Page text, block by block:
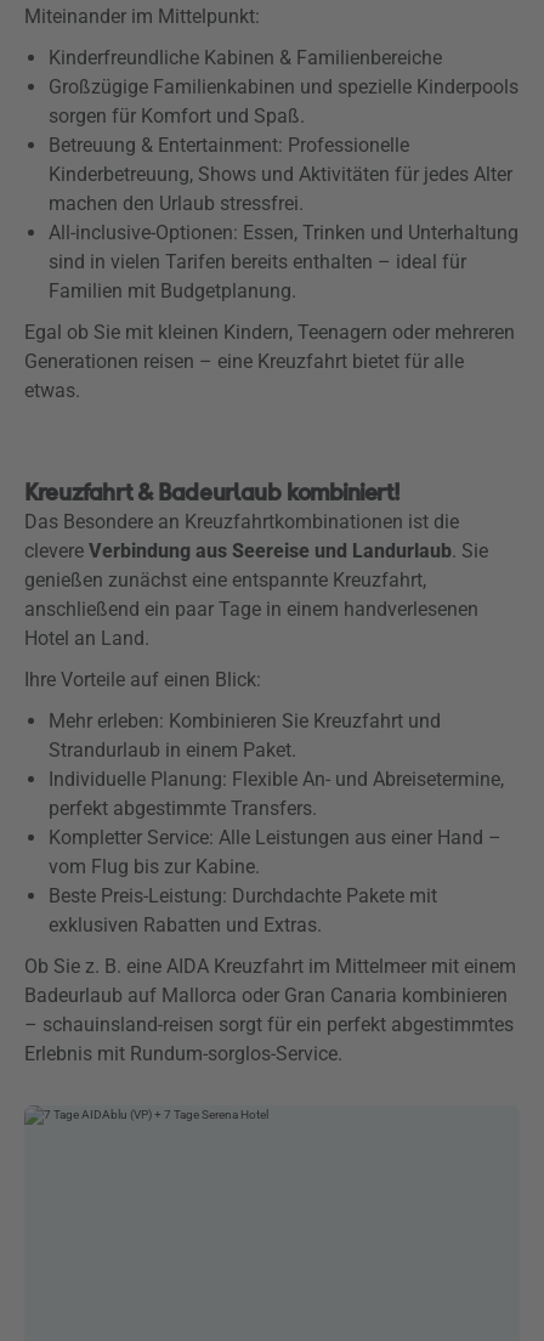
Miteinander im Mittelpunkt:
Kinderfreundliche Kabinen & Familienbereiche
Großzügige Familienkabinen und spezielle Kinderpools
sorgen für Komfort und Spaß.
Betreuung & Entertainment: Professionelle
Kinderbetreuung, Shows und Aktivitäten für jedes Alter
machen den Urlaub stressfrei.
All-inclusive-Optionen: Essen, Trinken und Unterhaltung
sind in vielen Tarifen bereits enthalten – ideal für
Familien mit Budgetplanung.
Egal ob Sie mit kleinen Kindern, Teenagern oder mehreren
Generationen reisen – eine Kreuzfahrt bietet für alle
etwas.
Kreuzfahrt & Badeurlaub kombiniert!
Das Besondere an Kreuzfahrtkombinationen ist die
clevere Verbindung aus Seereise und Landurlaub. Sie
genießen zunächst eine entspannte Kreuzfahrt,
anschließend ein paar Tage in einem handverlesenen
Hotel an Land.
Ihre Vorteile auf einen Blick:
Mehr erleben: Kombinieren Sie Kreuzfahrt und
Strandurlaub in einem Paket.
Individuelle Planung: Flexible An- und Abreisetermine,
perfekt abgestimmte Transfers.
Kompletter Service: Alle Leistungen aus einer Hand –
vom Flug bis zur Kabine.
Beste Preis-Leistung: Durchdachte Pakete mit
exklusiven Rabatten und Extras.
Ob Sie z. B. eine AIDA Kreuzfahrt im Mittelmeer mit einem
Badeurlaub auf Mallorca oder Gran Canaria kombinieren
– schauinsland-reisen sorgt für ein perfekt abgestimmtes
Erlebnis mit Rundum-sorglos-Service.